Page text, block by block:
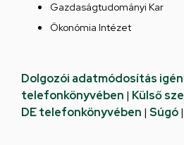
Gazdaságtudományi Kar
Ökonómia Intézet
Dolgozói adatmódosítás
telefonkönyvében | Külső
DE telefonkönyvében | Súgó|